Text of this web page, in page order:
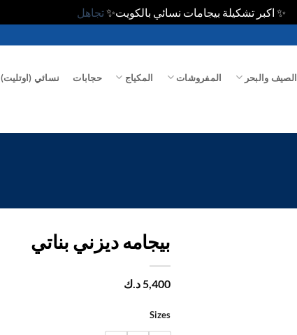
✨ اكبر تشكيلة بيجامات نسائي بالكويت✨تجاهل
الصيف والبحر المفروشات المكياج حجابات نسائي (اوتليت)
بيجامه ديزني بناتي
5,400 د.ك
Sizes